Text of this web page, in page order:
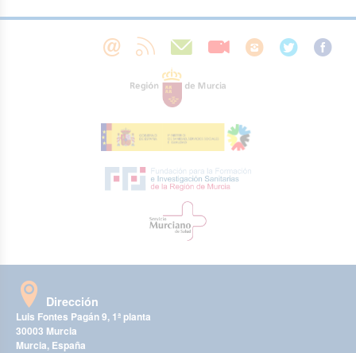
Dirección
Luis Fontes Pagán 9, 1ª planta
30003 Murcia
Murcia, España